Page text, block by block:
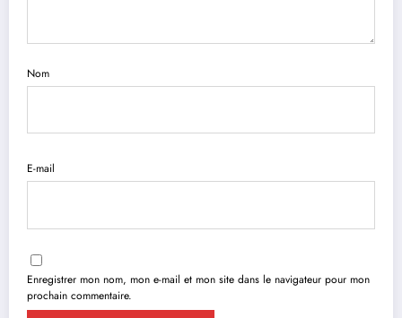
Nom
E-mail
Enregistrer mon nom, mon e-mail et mon site dans le navigateur pour mon
prochain commentaire.